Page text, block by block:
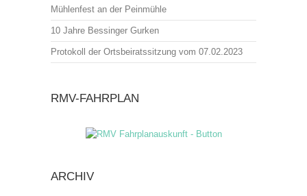
Mühlenfest an der Peinmühle
10 Jahre Bessinger Gurken
Protokoll der Ortsbeiratssitzung vom 07.02.2023
RMV-FAHRPLAN
ARCHIV